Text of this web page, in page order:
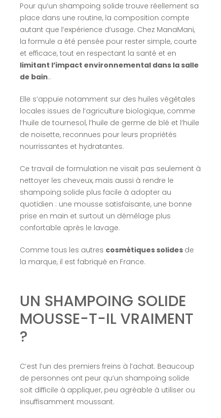
Pour qu’un shampoing solide trouve réellement sa
place dans une routine, la composition compte
autant que l’expérience d’usage. Chez ManaMani,
la formule a été pensée pour rester simple, courte
et efficace, tout en respectant la santé et en
limitant l’impact environnemental dans la salle
de bain..
Elle s’appuie notamment sur des huiles végétales
locales issues de l’agriculture biologique, comme
l’huile de tournesol, l’huile de germe de blé et l’huile
de noisette, reconnues pour leurs propriétés
nourrissantes et hydratantes.
Ce travail de formulation ne visait pas seulement à
nettoyer les cheveux, mais aussi à rendre le
shampoing solide plus facile à adopter au
quotidien : une mousse satisfaisante, une bonne
prise en main et surtout un démêlage plus
confortable après le lavage.
Comme tous les autres cosmétiques solides de
la marque, il est fabriqué en France.
UN SHAMPOING SOLIDE
MOUSSE-T-IL VRAIMENT
?
C’est l’un des premiers freins à l’achat. Beaucoup
de personnes ont peur qu’un shampoing solide
soit difficile à appliquer, peu agréable à utiliser ou
insuffisamment moussant.